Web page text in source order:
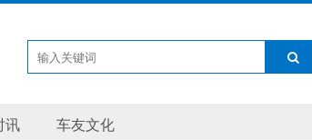
讯 车友文化